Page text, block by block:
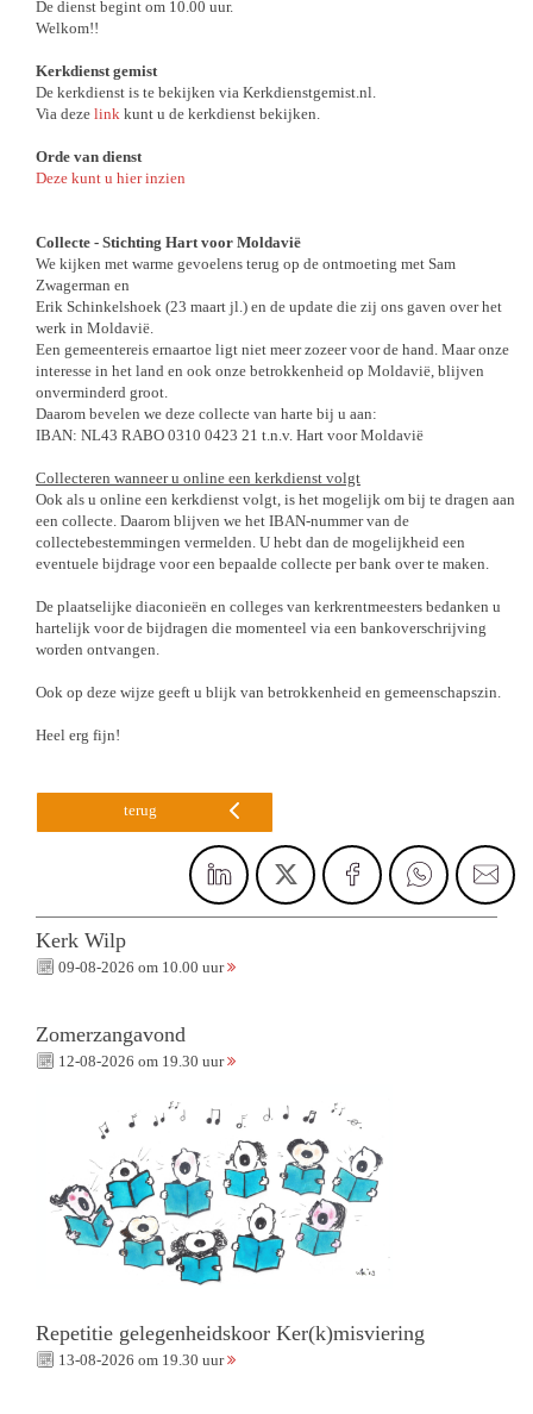
De dienst begint om 10.00 uur.
Welkom!!
Kerkdienst gemist
De kerkdienst is te bekijken via Kerkdienstgemist.nl.
Via deze link kunt u de kerkdienst bekijken.
Orde van dienst
Deze kunt u hier inzien
Collecte - Stichting Hart voor Moldavië
We kijken met warme gevoelens terug op de ontmoeting met Sam
Zwagerman en
Erik Schinkelshoek (23 maart jl.) en de update die zij ons gaven over het
werk in Moldavië.
Een gemeentereis ernaartoe ligt niet meer zozeer voor de hand. Maar onze
interesse in het land en ook onze betrokkenheid op Moldavië, blijven
onverminderd groot.
Daarom bevelen we deze collecte van harte bij u aan:
IBAN: NL43 RABO 0310 0423 21 t.n.v. Hart voor Moldavië
Collecteren wanneer u online een kerkdienst volgt
Ook als u online een kerkdienst volgt, is het mogelijk om bij te dragen aan
een collecte. Daarom blijven we het IBAN-nummer van de
collectebestemmingen vermelden. U hebt dan de mogelijkheid een
eventuele bijdrage voor een bepaalde collecte per bank over te maken.
De plaatselijke diaconieën en colleges van kerkrentmeesters bedanken u
hartelijk voor de bijdragen die momenteel via een bankoverschrijving
worden ontvangen.
Ook op deze wijze geeft u blijk van betrokkenheid en gemeenschapszin.
Heel erg fijn!
terug
Kerk Wilp
09-08-2026 om 10.00 uur
Zomerzangavond
12-08-2026 om 19.30 uur
Repetitie gelegenheidskoor Ker(k)misviering
13-08-2026 om 19.30 uur